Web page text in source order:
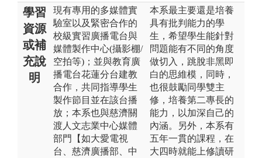
學習
資源
或補
充說
明
現有專用的多媒體實
驗室以及緊密合作的
校級實習廣播電台與
媒體製作中心(攝影棚/
空拍等)；並與教育廣
播電台花蓮分台建教
合作，共同指導學生
製作節目並在該台播
放；本系也與慈濟關
渡人文志業中心媒體
部門【如大愛電視
台、慈濟廣播部、中
本系最主要還是培養
具有批判能力的學
生，希望學生能針對
問題能有不同的角度
做切入，跳脫非黑即
白的思維模，同時，
也很鼓勵同學雙主
修，培養第二專長的
能力，以加深自己的
內涵。另外，本系有
五年一貫的課程，在
大四時就能上修讀研